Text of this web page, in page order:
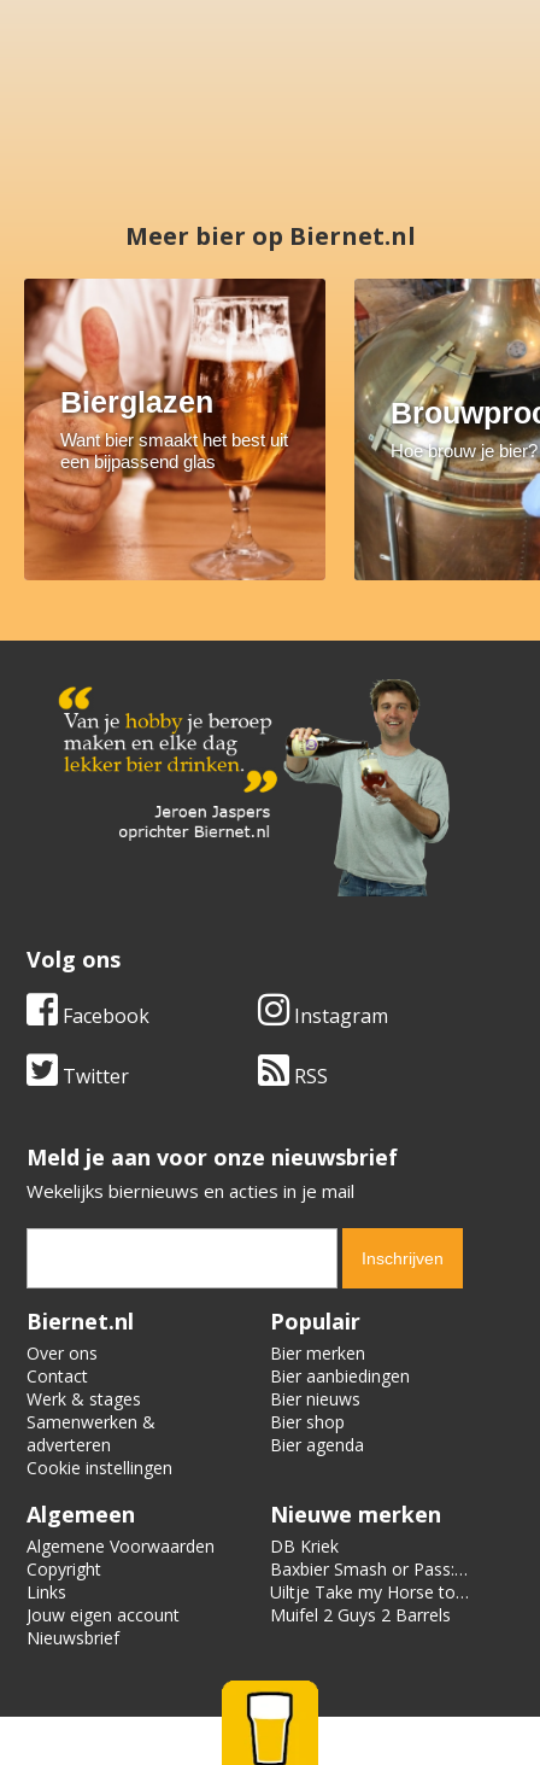
Meer bier op Biernet.nl
Bierglazen
Want bier smaakt het best uit
een bijpassend glas
Hoe brouw je bier?
Volg ons
Facebook Instagram
Twitter RSS
​​​​​​​Meld je aan voor onze nieuwsbrief
Wekelijks biernieuws en acties in je mail
Verification code:
Biernet.nl
Over ons
Contact
Werk & stages
Samenwerken &
adverteren
Cookie instellingen
Populair
Bier merken
Bier aanbiedingen
Bier nieuws
Bier shop
Bier agenda
Algemeen
Algemene Voorwaarden
Copyright
Links
Jouw eigen account
Nieuwsbrief
Nieuwe merken
DB Kriek
Baxbier Smash or Pass:
Strata
Uiltje Take my Horse to
the Hotel Room
Muifel 2 Guys 2 Barrels